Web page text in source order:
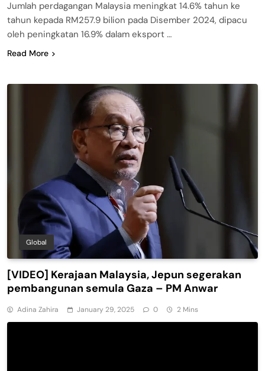
Jumlah perdagangan Malaysia meningkat 14.6% tahun ke
tahun kepada RM257.9 bilion pada Disember 2024, dipacu
oleh peningkatan 16.9% dalam eksport …
Read More
Global
[VIDEO] Kerajaan Malaysia, Jepun segerakan
pembangunan semula Gaza – PM Anwar
Adina Zahira January 29, 2025 0 2 Mins